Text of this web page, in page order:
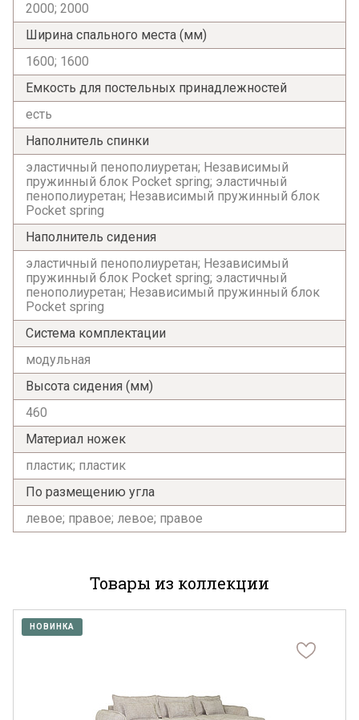
2000; 2000
Ширина спального места (мм)
1600; 1600
Емкость для постельных принадлежностей
есть
Наполнитель спинки
эластичный пенополиуретан; Независимый
пружинный блок Pocket spring; эластичный
пенополиуретан; Независимый пружинный блок
Pocket spring
Наполнитель сидения
эластичный пенополиуретан; Независимый
пружинный блок Pocket spring; эластичный
пенополиуретан; Независимый пружинный блок
Pocket spring
Система комплектации
модульная
Высота сидения (мм)
460
Материал ножек
пластик; пластик
По размещению угла
левое; правое; левое; правое
Товары из коллекции
НОВИНКА